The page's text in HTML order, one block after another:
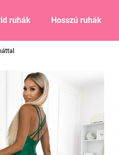
ruhák Hosszú ruhák
Ajánljuk